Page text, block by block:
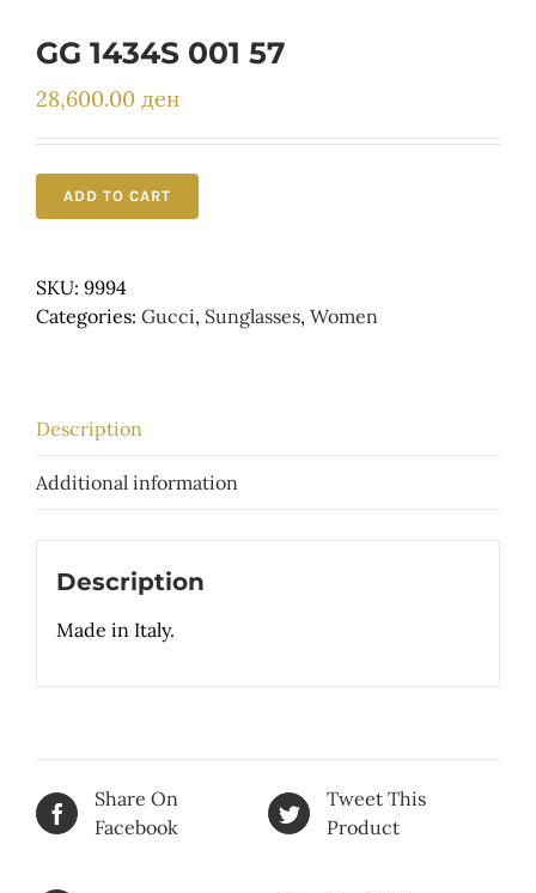
GG 1434S 001 57
28,600.00 ден
ADD TO CART
SKU: 9994
Categories: Gucci, Sunglasses, Women
Description
Additional information
Description
Made in Italy.
Share On
Facebook
Tweet This
Product